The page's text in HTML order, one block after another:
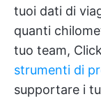
tuoi dati di
quanti
tuo team,
strumenti di
supportare i